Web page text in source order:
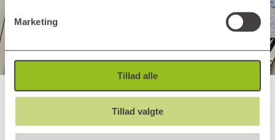
Marketing
Tillad alle
Tillad valgte